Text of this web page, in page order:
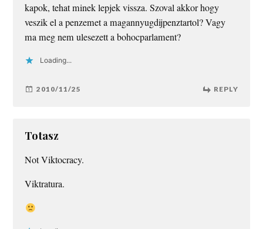
kapok, tehat minek lepjek vissza. Szoval akkor hogy
veszik el a penzemet a magannyugdijpenztartol? Vagy
ma meg nem ulesezett a bohocparlament?
Loading...
2010/11/25 REPLY
Totasz
Not Viktocracy.
Viktratura.